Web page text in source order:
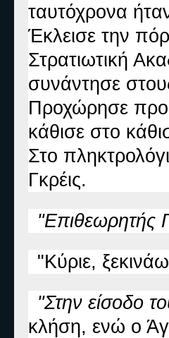
ταυτόχρονα
Έκλεισε την
Στρατιωτική
συνάντησε
Προχώρησε
κάθισε στο
Στο
Γκρέις.
"Επιθεωρητής
"Κύριε,
"Στην είσοδο
κλήση, ενώ ο